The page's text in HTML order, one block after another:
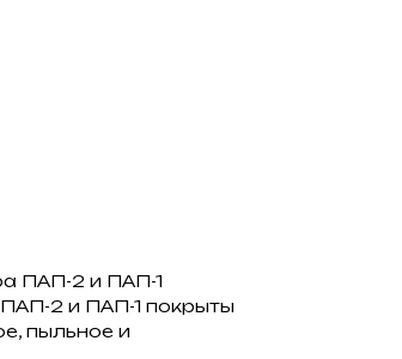
ПАП-2 и ПАП-1
2 и ПАП-1 покрыты
пыльное и